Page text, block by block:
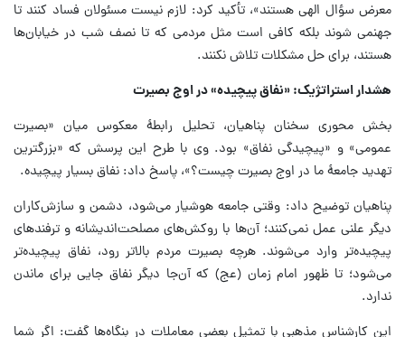
معرض سؤال الهی هستند»، تأکید کرد: لازم نیست مسئولان فساد کنند تا
جهنمی شوند بلکه کافی است مثل مردمی که تا نصف شب در خیابان‌ها
هستند، برای حل مشکلات تلاش نکنند.
هشدار استراتژیک: «نفاق پیچیده» در اوج بصیرت
بخش محوری سخنان پناهیان، تحلیل رابطهٔ معکوس میان «بصیرت
عمومی» و «پیچیدگی نفاق» بود. وی با طرح این پرسش که «بزرگترین
تهدید جامعهٔ ما در اوج بصیرت چیست؟»، پاسخ داد: نفاق بسیار پیچیده.
پناهیان توضیح داد: وقتی جامعه هوشیار می‌شود، دشمن و سازش‌کاران
دیگر علنی عمل نمی‌کنند؛ آن‌ها با روکش‌های مصلحت‌اندیشانه و ترفندهای
پیچیده‌تر وارد می‌شوند. هرچه بصیرت مردم بالاتر رود، نفاق پیچیده‌تر
می‌شود؛ تا ظهور امام زمان (عج) که آن‌جا دیگر نفاق جایی برای ماندن
ندارد.
این کارشناس مذهبی با تمثیل بعضی معاملات در بنگاه‌ها گفت: اگر شما